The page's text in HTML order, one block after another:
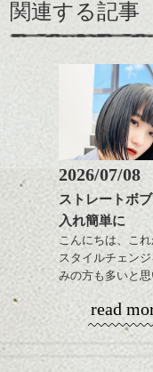
関連する記事
2026/07/08
ストレートボ
入れ簡単に
こんにちは、こ
スタイルチェン
みの方も多いと
やっぱりボブでお
しやすいスタイル
日のスタイリン
で良いですよ。
read